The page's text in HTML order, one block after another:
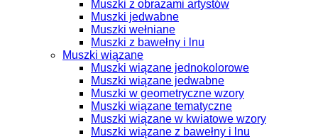
Muszki z obrazami artystów
Muszki jedwabne
Muszki wełniane
Muszki z bawełny i lnu
Muszki wiązane
Muszki wiązane jednokolorowe
Muszki wiązane jedwabne
Muszki w geometryczne wzory
Muszki wiązane tematyczne
Muszki wiązane w kwiatowe wzory
Muszki wiązane z bawełny i lnu